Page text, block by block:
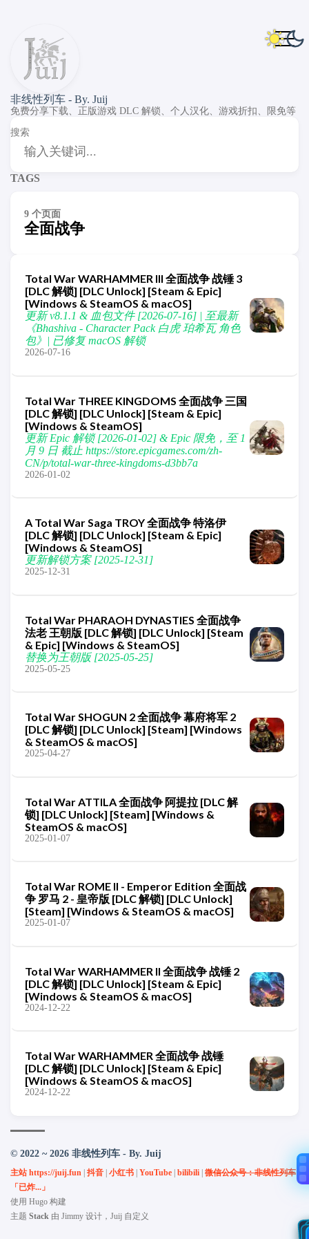
非线性列车 - By. Juij
免费分享下载、正版游戏 DLC 解锁、个人汉化、游戏折扣、限免等
搜索
TAGS
9 个页面
全面战争
Total War WARHAMMER III 全面战争 战锤 3
[DLC 解锁] [DLC Unlock] [Steam & Epic]
[Windows & SteamOS & macOS]
更新 v8.1.1 & 血包文件 [2026-07-16] | 至最新
《Bhashiva - Character Pack 白虎 珀希瓦 角色
包》| 已修复 macOS 解锁
2026-07-16
Total War THREE KINGDOMS 全面战争 三国
[DLC 解锁] [DLC Unlock] [Steam & Epic]
[Windows & SteamOS]
更新 Epic 解锁 [2026-01-02] & Epic 限免，至 1
月 9 日 截止 https://store.epicgames.com/zh-
CN/p/total-war-three-kingdoms-d3bb7a
2026-01-02
A Total War Saga TROY 全面战争 特洛伊
[DLC 解锁] [DLC Unlock] [Steam & Epic]
[Windows & SteamOS]
更新解锁方案 [2025-12-31]
2025-12-31
Total War PHARAOH DYNASTIES 全面战争
法老 王朝版 [DLC 解锁] [DLC Unlock] [Steam
& Epic] [Windows & SteamOS]
替换为王朝版 [2025-05-25]
2025-05-25
Total War SHOGUN 2 全面战争 幕府将军 2
[DLC 解锁] [DLC Unlock] [Steam] [Windows
& SteamOS & macOS]
2025-04-27
Total War ATTILA 全面战争 阿提拉 [DLC 解
锁] [DLC Unlock] [Steam] [Windows &
SteamOS & macOS]
2025-01-07
Total War ROME II - Emperor Edition 全面战
争 罗马 2 - 皇帝版 [DLC 解锁] [DLC Unlock]
[Steam] [Windows & SteamOS & macOS]
2025-01-07
Total War WARHAMMER II 全面战争 战锤 2
[DLC 解锁] [DLC Unlock] [Steam & Epic]
[Windows & SteamOS & macOS]
2024-12-22
Total War WARHAMMER 全面战争 战锤
[DLC 解锁] [DLC Unlock] [Steam & Epic]
[Windows & SteamOS & macOS]
2024-12-22
© 2022 ~ 2026 非线性列车 - By. Juij
主站 https://juij.fun 抖音 小红书 YouTube bilibili 微信公众号：非线性列车
「已炸...」
使用 Hugo 构建
主题 Stack 由 Jimmy 设计，Juij 自定义